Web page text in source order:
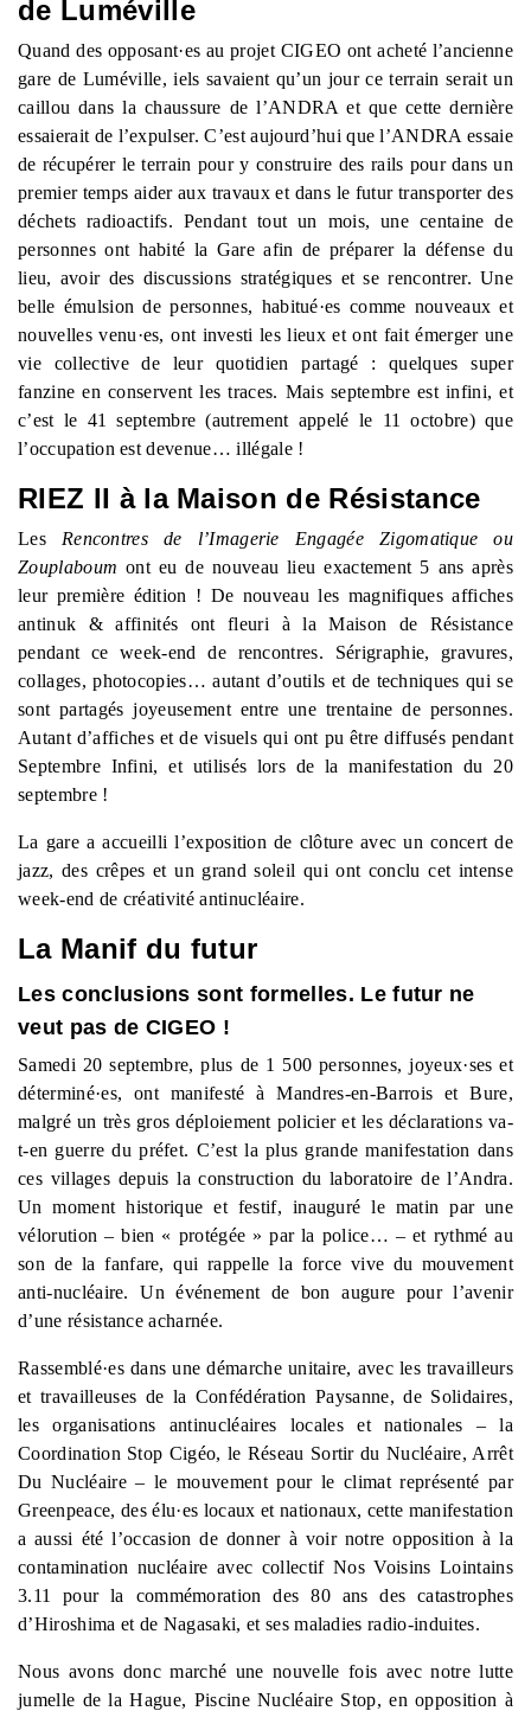
de Luméville
Quand des opposant·es au projet CIGEO ont acheté l’ancienne
gare de Luméville, iels savaient qu’un jour ce terrain serait un
caillou dans la chaussure de l’ANDRA et que cette dernière
essaierait de l’expulser. C’est aujourd’hui que l’ANDRA essaie
de récupérer le terrain pour y construire des rails pour dans un
premier temps aider aux travaux et dans le futur transporter des
déchets radioactifs. Pendant tout un mois, une centaine de
personnes ont habité la Gare afin de préparer la défense du
lieu, avoir des discussions stratégiques et se rencontrer. Une
belle émulsion de personnes, habitué·es comme nouveaux et
nouvelles venu·es, ont investi les lieuxet ont fait émerger une
vie collective de leur quotidien partagé : quelques super
fanzine en conservent les traces. Mais septembre est infini, et
c’est le 41 septembre (autrement appelé le 11 octobre) que
l’occupation est devenue… illégale !
RIEZ II à la Maison de Résistance
Les Rencontres de l’Imagerie Engagée Zigomatique ou
Zouplaboum ont eu de nouveau lieu exactement 5 ans après
leur première édition ! De nouveau les magnifiques affiches
antinuk & affinités ont fleuri à la Maison de Résistance
pendant ce week-end de rencontres. Sérigraphie, gravures,
collages, photocopies… autant d’outils et de techniques qui se
sont partagés joyeusement entre une trentaine de personnes.
Autant d’affiches et de visuels qui ont pu être diffusés pendant
Septembre Infini, et utilisés lors de la manifestation du 20
septembre !
La gare a accueilli l’exposition de clôture avec un concert de
jazz, des crêpes et un grand soleil qui ont conclu cet intense
week-end de créativité antinucléaire.
La Manif du futur
Les conclusions sont formelles. Le futur ne
veut pas de CIGEO !
Samedi 20 septembre, plus de 1 500 personnes, joyeux·ses et
déterminé·es, ont manifesté à Mandres-en-Barrois et Bure,
malgré un très gros déploiement policier et les déclarations va-
t-en guerre du préfet. C’est la plus grande manifestation dans
ces villages depuis la construction du laboratoire de l’Andra.
Un moment historique et festif, inauguré le matin par une
vélorution – bien « protégée » par la police… – et rythmé au
son de la fanfare, qui rappelle la force vive du mouvement
anti-nucléaire. Un événement de bon augure pour l’avenir
d’une résistance acharnée.
Rassemblé·es dans une démarche unitaire, avec les travailleurs
et travailleuses de la Confédération Paysanne, de Solidaires,
les organisations antinucléaires locales et nationales – la
Coordination Stop Cigéo, le Réseau Sortir du Nucléaire, Arrêt
Du Nucléaire – le mouvement pour le climat représenté par
Greenpeace, des élu·es locaux et nationaux, cette manifestation
a aussi été l’occasion de donner à voir notre opposition à la
contamination nucléaire avec collectif Nos Voisins Lointains
3.11 pour la commémoration des 80 ans des catastrophes
d’Hiroshima et de Nagasaki, et ses maladies radio-induites.
Nous avons donc marché une nouvelle fois avec notre lutte
jumelle de la Hague, Piscine Nucléaire Stop, en opposition à